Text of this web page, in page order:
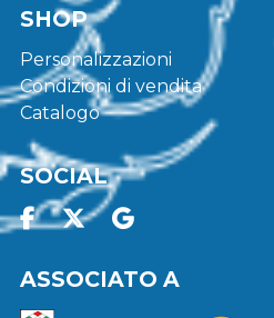
SHOP
Personalizzazioni
Condizioni di vendita
Catalogo
SOCIAL
ASSOCIATO A